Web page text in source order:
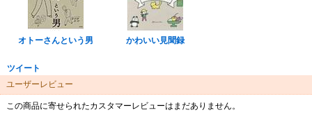
オトーさんという男 かわいい見聞録
ツイート
ユーザーレビュー
この商品に寄せられたカスタマーレビューはまだありません。